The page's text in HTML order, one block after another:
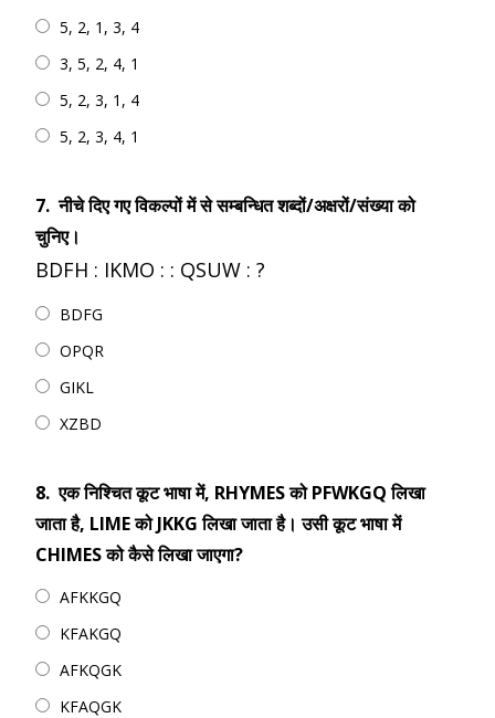
5, 2, 1, 3, 4
3, 5, 2, 4, 1
5, 2, 3, 1, 4
5, 2, 3, 4, 1
7. नीचे दिए गए विकल्पों में से सम्बन्धित शब्दों/अक्षरों/संख्या को
चुनिए।
BDFH : IKMO : : QSUW : ?
BDFG
OPQR
GIKL
XZBD
8. एक निश्चित कूट भाषा में, RHYMES को PFWKGQ लिखा
जाता है, LIME को JKKG लिखा जाता है। उसी कूट भाषा में
CHIMES को कैसे लिखा जाएगा?
AFKKGQ
KFAKGQ
AFKQGK
KFAQGK